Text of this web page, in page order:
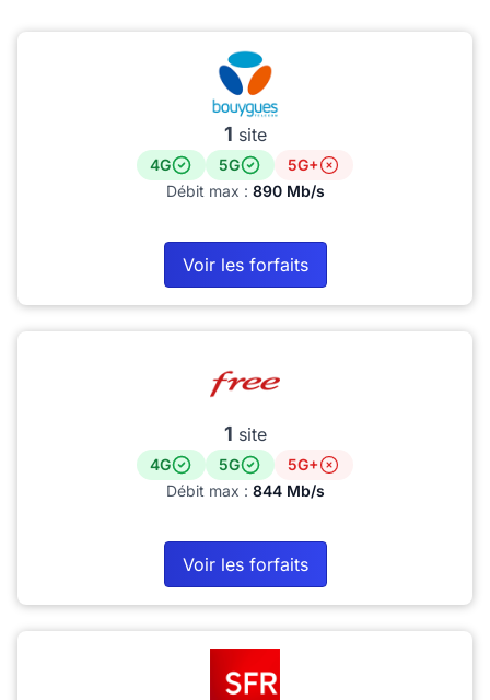
1 site
4G 5G
5G+
Débit max : 890 Mb/s
Voir les forfaits
1 site
4G 5G
5G+
Débit max : 844 Mb/s
Voir les forfaits